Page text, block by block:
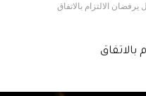
الالتزام بالاتفاق
بالاتفاق